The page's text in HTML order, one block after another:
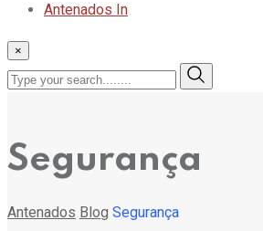
Antenados In
×
Segurança
Antenados Blog Segurança